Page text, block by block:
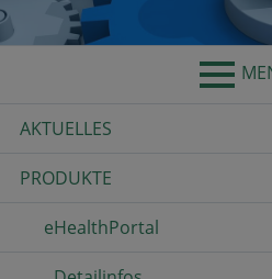
Primary
Menu
AKTUELLES
PRODUKTE
eHealthPortal